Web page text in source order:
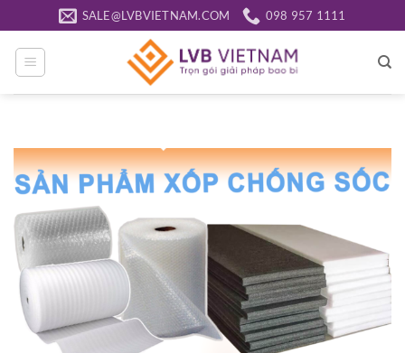
qua
nội
dung
SALE@LVBVIETNAM.COM 098 957 1111